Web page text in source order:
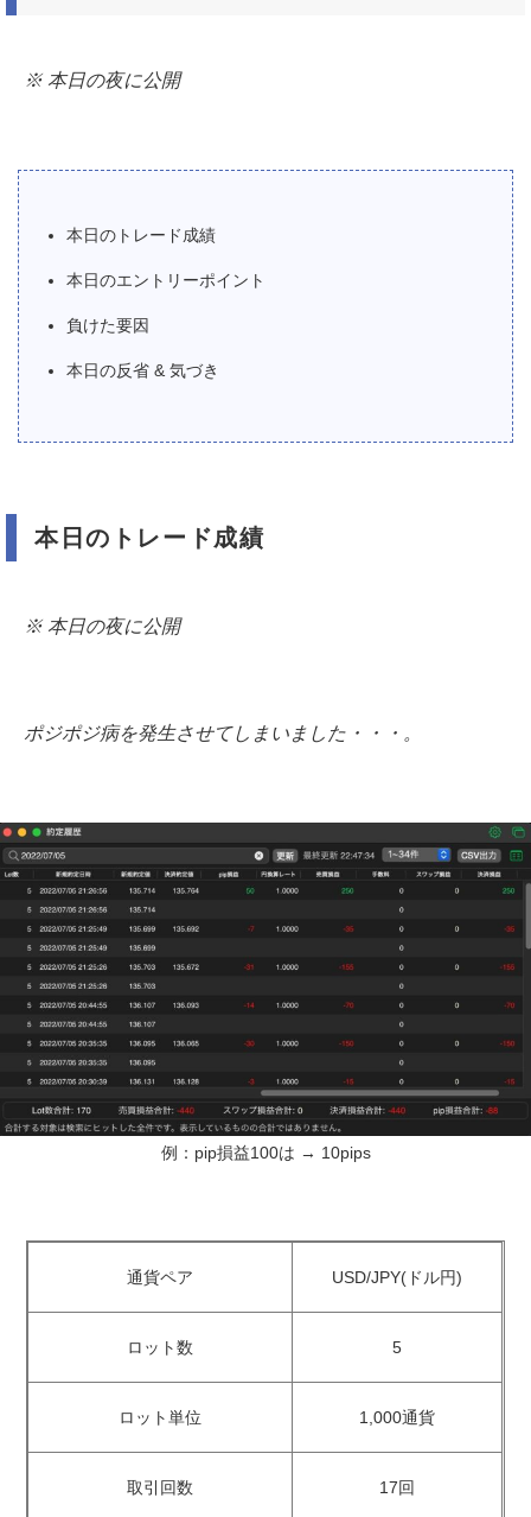
※ 本日の夜に公開
本日のトレード成績
本日のエントリーポイント
負けた要因
本日の反省 & 気づき
本日のトレード成績
※ 本日の夜に公開
ポジポジ病を発生させてしまいました・・・。
例：pip損益100は → 10pips
通貨ペア USD/JPY(ドル円)
ロット数 5
ロット単位 1,000通貨
取引回数 17回